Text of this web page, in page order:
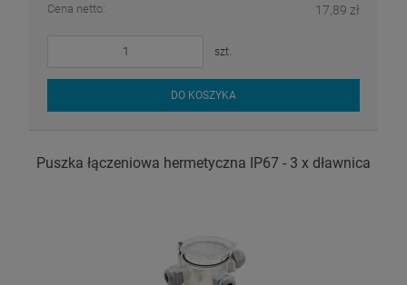
Cena netto: 17,89 zł
szt.
DO KOSZYKA
Puszka łączeniowa hermetyczna IP67 - 3 x dławnica